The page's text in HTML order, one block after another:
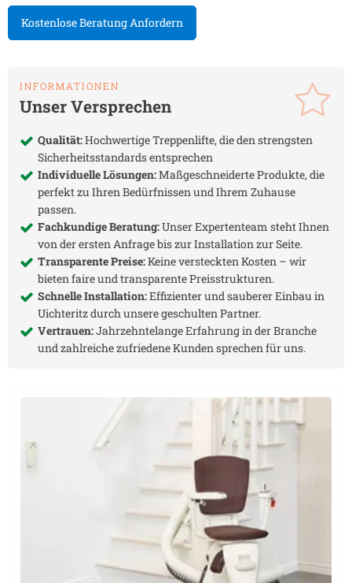
Kostenlose Beratung Anfordern
INFORMATIONEN
Unser Versprechen
Qualität:Hochwertige Treppenlifte, die den strengsten
Sicherheitsstandards entsprechen
Individuelle Lösungen:Maßgeschneiderte Produkte, die
perfekt zu Ihren Bedürfnissen und Ihrem Zuhause
passen.
Fachkundige Beratung:Unser Expertenteam steht Ihnen
von der ersten Anfrage bis zur Installation zur Seite.
Transparente Preise:Keine versteckten Kosten – wir
bieten faire und transparente Preisstrukturen.
Schnelle Installation:Effizienter und sauberer Einbau in
Uichteritzdurch unsere geschulten Partner.
Vertrauen:Jahrzehntelange Erfahrung in der Branche
und zahlreiche zufriedene Kunden sprechen für uns.